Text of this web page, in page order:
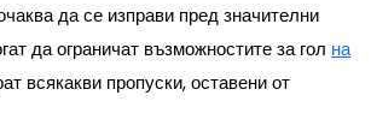
да се изправи пред значителни
да ограничат възможностите за гол на
всякакви пропуски, оставени от